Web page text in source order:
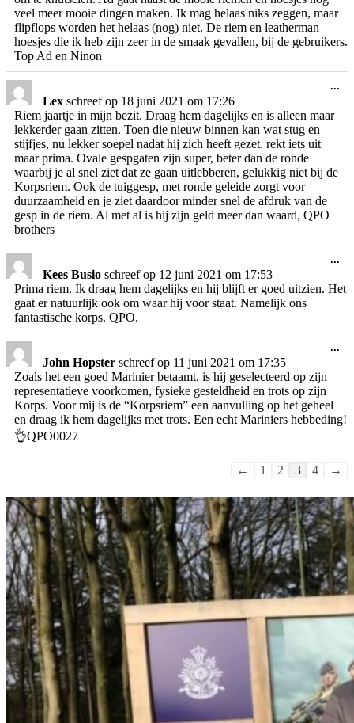
veel meer mooie dingen maken. Ik mag helaas niks zeggen, maar
flipflops worden het helaas (nog) niet. De riem en leatherman
hoesjes die ik heb zijn zeer in de smaak gevallen, bij de gebruikers.
Top Ad en Ninon
Lex schreef op 18 juni 2021 om 17:26
Riem jaartje in mijn bezit. Draag hem dagelijks en is alleen maar
lekkerder gaan zitten. Toen die nieuw binnen kan wat stug en
stijfjes, nu lekker soepel nadat hij zich heeft gezet. rekt iets uit
maar prima. Ovale gespgaten zijn super, beter dan de ronde
waarbij je al snel ziet dat ze gaan uitlebberen, gelukkig niet bij de
Korpsriem. Ook de tuiggesp, met ronde geleide zorgt voor
duurzaamheid en je ziet daardoor minder snel de afdruk van de
gesp in de riem. Al met al is hij zijn geld meer dan waard, QPO
brothers
...
Kees Busio schreef op 12 juni 2021 om 17:53
Prima riem. Ik draag hem dagelijks en hij blijft er goed uitzien. Het
gaat er natuurlijk ook om waar hij voor staat. Namelijk ons
fantastische korps. QPO.
...
John Hopster schreef op 11 juni 2021 om 17:35
Zoals het een goed Marinier betaamt, is hij geselecteerd op zijn
representatieve voorkomen, fysieke gesteldheid en trots op zijn
Korps. Voor mij is de “Korpsriem” een aanvulling op het geheel
en draag ik hem dagelijks met trots. Een echt Mariniers hebbeding!
👌QPO0027
...
Navigatie
de
gastenboek-
lijst
← 1 2 3 4 →